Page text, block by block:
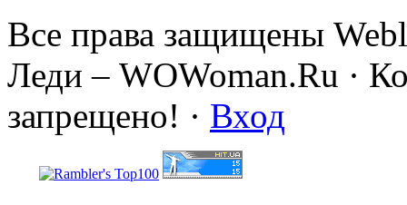
Все права защищены
Леди – WOWoman.Ru ·
запрещено! · Вход